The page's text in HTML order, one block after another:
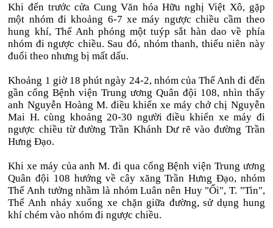
Khi đến trước cửa Cung Văn hóa Hữu nghị Việt Xô, gặp
một nhóm đi khoảng 6-7 xe máy ngược chiều cầm theo
hung khí, Thế Anh phóng một tuýp sắt hàn dao về phía
nhóm đi ngược chiều. Sau đó, nhóm thanh, thiếu niên này
đuổi theo nhưng bị mất dấu.
Khoảng 1 giờ 18 phút ngày 24-2, nhóm của Thế Anh đi đến
gần cổng Bệnh viện Trung ương Quân đội 108, nhìn thấy
anh Nguyễn Hoàng M. điều khiển xe máy chở chị Nguyễn
Mai H. cùng khoảng 20-30 người điều khiển xe máy đi
ngược chiều từ đường Trần Khánh Dư rẽ vào đường Trần
Hưng Đạo.
Khi xe máy của anh M. đi qua cổng Bệnh viện Trung ương
Quân đội 108 hướng về cây xăng Trần Hưng Đạo, nhóm
Thế Anh tưởng nhầm là nhóm Luân nên Huy "Ổi", T. "Tin",
Thế Anh nhảy xuống xe chặn giữa đường, sử dụng hung
khí chém vào nhóm đi ngược chiều.